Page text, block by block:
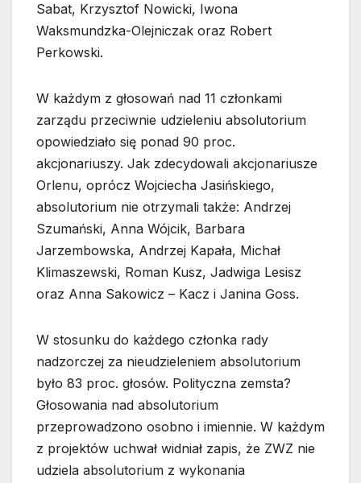
Sabat, Krzysztof Nowicki, Iwona
Waksmundzka-Olejniczak oraz Robert
Perkowski.
W każdym z głosowań nad 11 członkami
zarządu przeciwnie udzieleniu absolutorium
opowiedziało się ponad 90 proc.
akcjonariuszy. Jak zdecydowali akcjonariusze
Orlenu, oprócz Wojciecha Jasińskiego,
absolutorium nie otrzymali także: Andrzej
Szumański, Anna Wójcik, Barbara
Jarzembowska, Andrzej Kapała, Michał
Klimaszewski, Roman Kusz, Jadwiga Lesisz
oraz Anna Sakowicz – Kacz i Janina Goss.
W stosunku do każdego członka rady
nadzorczej za nieudzieleniem absolutorium
było 83 proc. głosów. Polityczna zemsta?
Głosowania nad absolutorium
przeprowadzono osobno i imiennie. W każdym
z projektów uchwał widniał zapis, że ZWZ nie
udziela absolutorium z wykonania